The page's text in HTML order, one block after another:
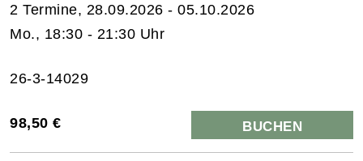
2 Termine, 28.09.2026 - 05.10.2026
Mo., 18:30 - 21:30 Uhr
26-3-14029
98,50 € BUCHEN